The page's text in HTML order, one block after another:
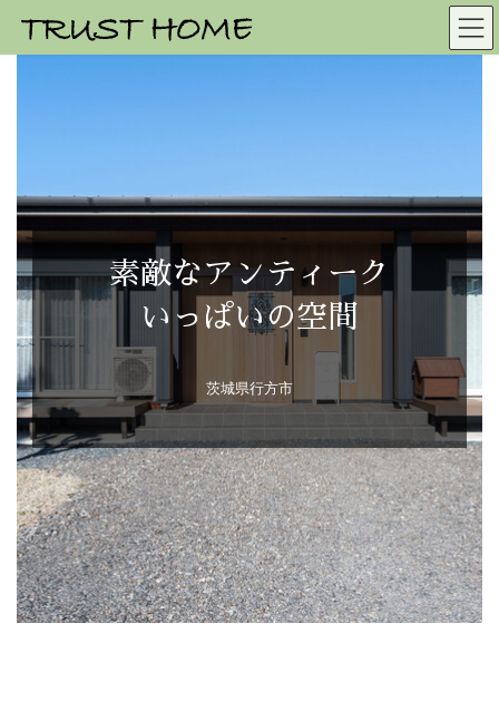
素敵なアンティーク
いっぱいの空間
茨城県行方市